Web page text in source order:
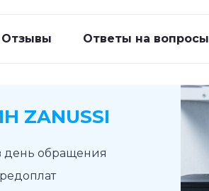
Отзывы Ответы на вопросы
день обращения